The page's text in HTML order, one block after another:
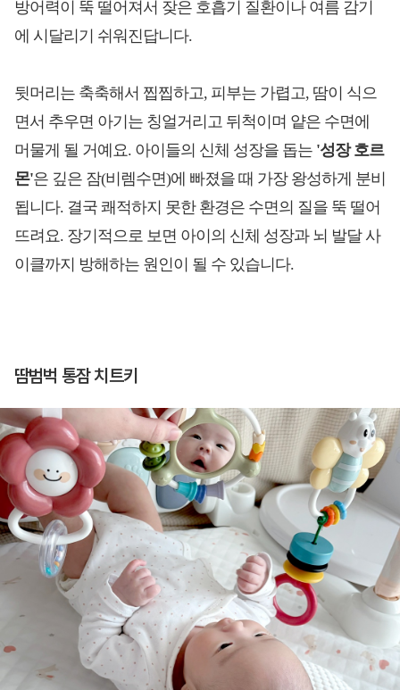
방어력이 뚝 떨어져서 잦은 호흡기 질환이나 여름 감기
에 시달리기 쉬워진답니다.
뒷머리는 축축해서 찝찝하고, 피부는 가렵고, 땀이 식으
면서 추우면 아기는 칭얼거리고 뒤척이며 얕은 수면에
머물게 될 거예요. 아이들의 신체 성장을 돕는 '성장 호르
몬'은 깊은 잠(비렘수면)에 빠졌을 때 가장 왕성하게 분비
됩니다. 결국 쾌적하지 못한 환경은 수면의 질을 뚝 떨어
뜨려요. 장기적으로 보면 아이의 신체 성장과 뇌 발달 사
이클까지 방해하는 원인이 될 수 있습니다.
땀범벅 통잠 치트키